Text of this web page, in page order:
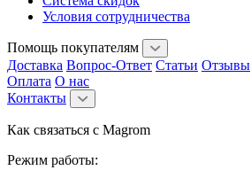
Условия сотрудничества
Помощь покупателям
Доставка Вопрос-Ответ Статьи Отзывы
Оплата О нас
Контакты
Как связаться с Magrom
Режим работы: